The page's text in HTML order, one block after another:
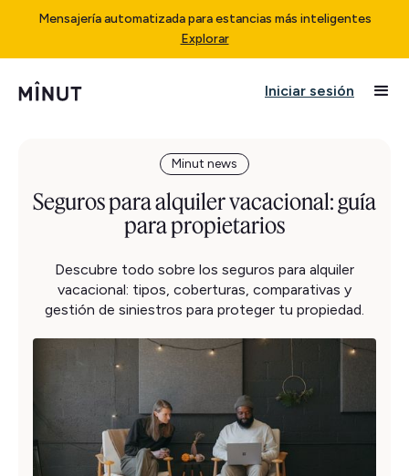
Mensajería automatizada para estancias más inteligentes
Explorar
Iniciar sesión
Minut news
Seguros para alquiler vacacional: guía
para propietarios
Descubre todo sobre los seguros para alquiler
vacacional: tipos, coberturas, comparativas y
gestión de siniestros para proteger tu propiedad.